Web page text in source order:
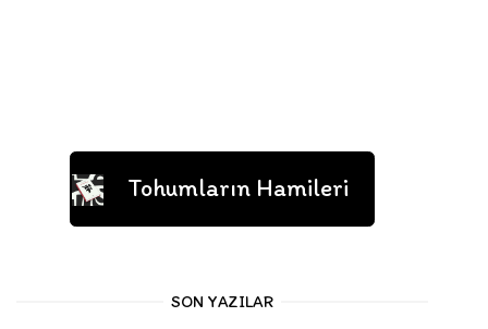
Tohumların Hamileri
SON YAZILAR